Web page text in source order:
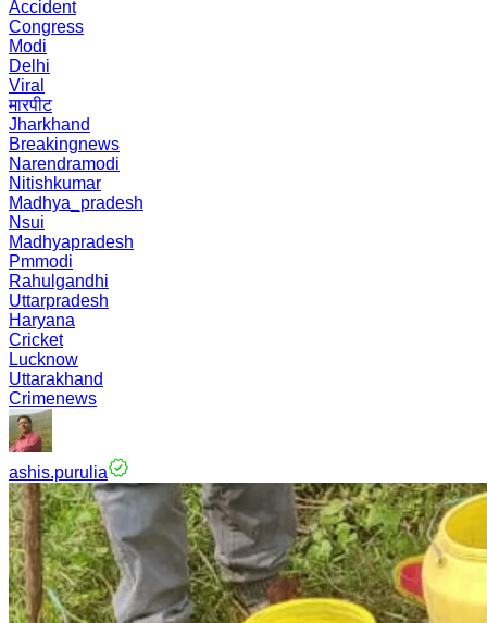
Accident
Congress
Modi
Delhi
Viral
मारपीट
Jharkhand
Breakingnews
Narendramodi
Nitishkumar
Madhya_pradesh
Nsui
Madhyapradesh
Pmmodi
Rahulgandhi
Uttarpradesh
Haryana
Cricket
Lucknow
Uttarakhand
Crimenews
ashis.purulia